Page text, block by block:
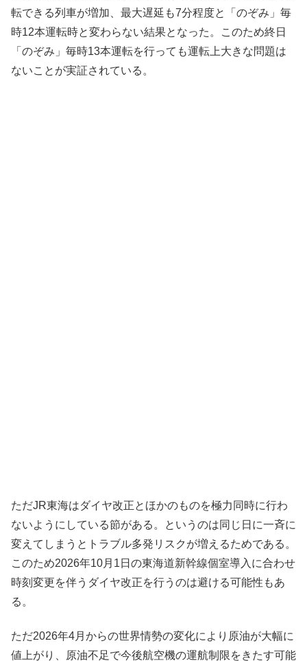
転できる列車が増加、最大遅延も7分程度と「のぞみ」毎
時12本運転時と変わらない結果となった。このため終日
「のぞみ」毎時13本運転を行っても運転上大きな問題は
ないことが実証されている。
ただJR東海はダイヤ改正とほかのものを極力同時に行わ
ないようにしている節がある。というのは同じ日に一斉に
変えてしまうとトラブル多発リスクが増えるためである。
このため2026年10月1日の東海道新幹線個室導入に合わせ
時刻変更を伴うダイヤ改正を行うのは避ける可能性もあ
る。
ただ2026年4月からの世界情勢の変化により原油が大幅に
値上がり、原油不足で今後航空機の運航制限をきたす可能